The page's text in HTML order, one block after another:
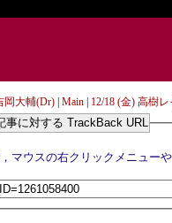
岡大輔(Dr)| Main| 12/18 (金) 高樹
事に対する TrackBack URL